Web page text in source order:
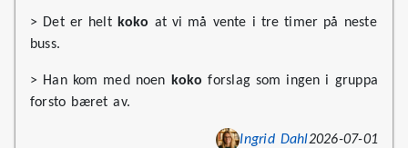
> Det er helt koko at vi må vente i tre timer på neste
buss.
> Han kom med noen koko forslag som ingen i gruppa
forsto bæret av.
Ingrid Dahl2026-07-01